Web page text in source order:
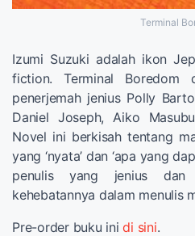
Terminal
Izumi Suzuki adalah ikon
fiction. Terminal Boredom
penerjemah jenius Polly
Daniel Joseph, Aiko
Novel ini berkisah tentang
yang ‘nyata’ dan ‘apa yang
penulis yang jenius dan
kehebatannya dalam menulis
Pre-order buku inidi sini.